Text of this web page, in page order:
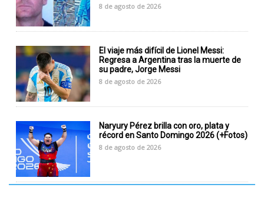
8 de agosto de 2026
El viaje más difícil de Lionel Messi:
Regresa a Argentina tras la muerte de
su padre, Jorge Messi
8 de agosto de 2026
Naryury Pérez brilla con oro, plata y
récord en Santo Domingo 2026 (+Fotos)
8 de agosto de 2026